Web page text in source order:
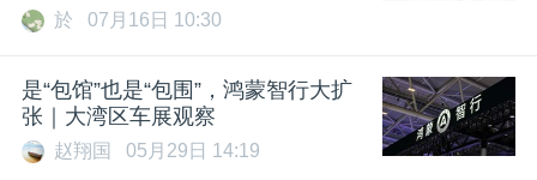
於 07月16日 10:30
是“包馆”也是“包围”，鸿蒙智行大扩
张｜大湾区车展观察
赵翔国 05月29日 14:19